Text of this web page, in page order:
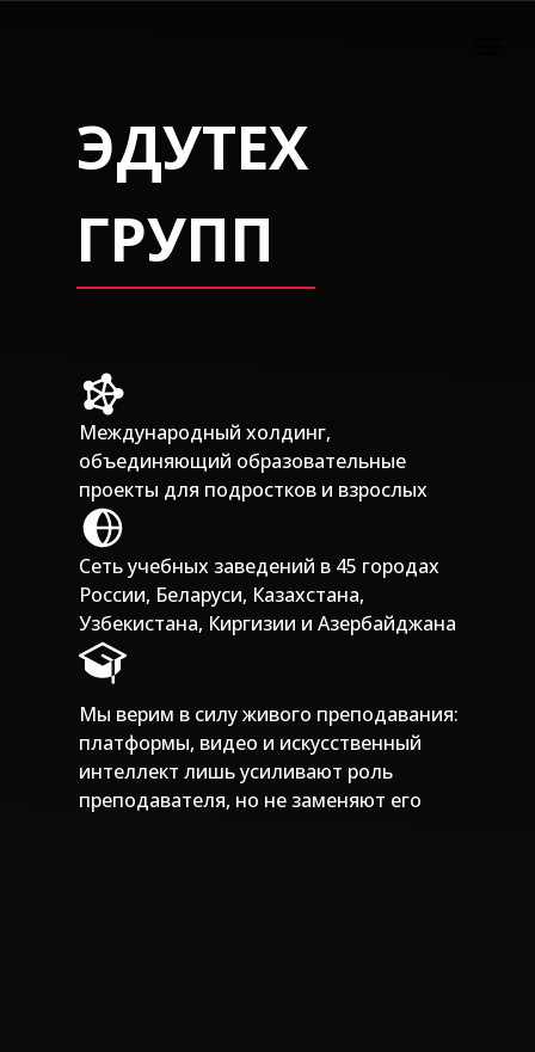
ЭДУТЕХ
ГРУПП
Международный холдинг,
объединяющий образовательные
проекты для подростков и взрослых
Сеть учебных заведений в 45 городах
России, Беларуси, Казахстана,
Узбекистана, Киргизии и Азербайджана
Мы верим в силу живого преподавания:
платформы, видео и искусственный
интеллект лишь усиливают роль
преподавателя, но не заменяют его